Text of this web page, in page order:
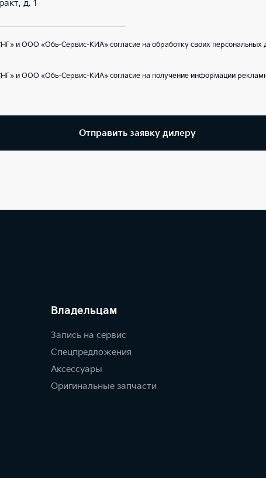
д. 1
и ООО «Обь-Сервис-КИА» согласие на обработку своих персональных
и ООО «Обь-Сервис-КИА» согласие на получение информации
Отправить заявку дилеру
Владельцам
Запись на сервис
Спецпредложения
Аксессуары
Оригинальные запчасти